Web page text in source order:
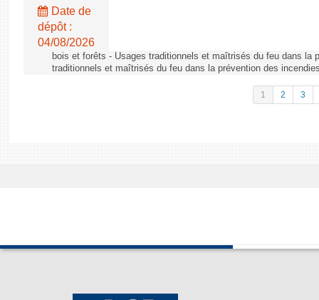
Date de
dépôt :
04/08/2026
bois et forêts - Usages traditionnels et maîtrisés du feu dans la
traditionnels et maîtrisés du feu dans la prévention des
1 2 3